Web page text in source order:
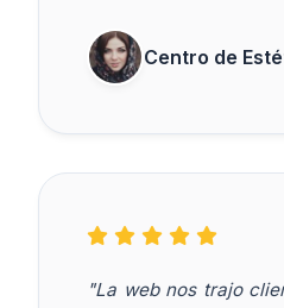
Centro de
"La web nos trajo